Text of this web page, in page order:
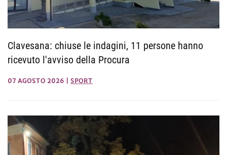
Clavesana: chiuse le indagini, 11 persone hanno
ricevuto l'avviso della Procura
07 AGOSTO 2026 SPORT